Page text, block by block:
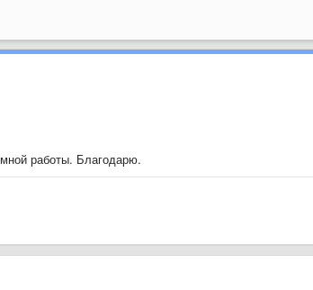
работы. Благодарю.